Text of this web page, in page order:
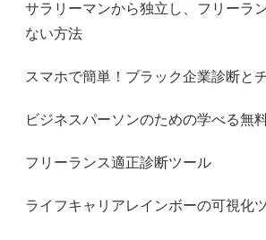
サラリーマンから独立し、フリーラ
ない方法
スマホで簡単！ブラック企業診断と
ビジネスパーソンのための学べる無
フリーランス適正診断ツール
ライフキャリアレインボーの可視化